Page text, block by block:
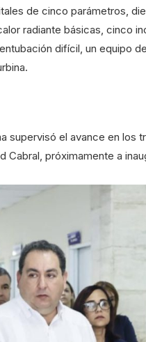
de cinco parámetros,
radiante básicas, cinco
difícil, un equipo
supervisó el avance en los
Cabral, próximamente a